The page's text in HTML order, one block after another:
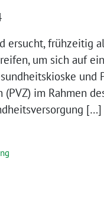
ersucht, frühzeitig
um sich auf
und
im Rahmen
[…]